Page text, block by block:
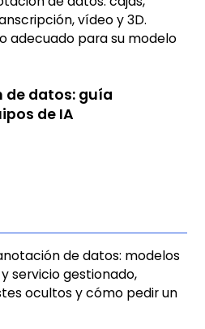
de datos: guía
de IA